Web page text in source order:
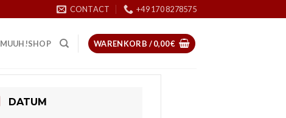
CONTACT +49 170 8278575
MUUH!SHOP WARENKORB /0,00€
DATUM